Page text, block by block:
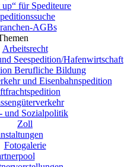
up“ für Spediteure
AGBs
Arbeitsrecht
Seespedition/Hafenwirtschaft
Berufliche Bildung
und Eisenbahnspedition
und Sozialpolitik
Zoll
Fotogalerie